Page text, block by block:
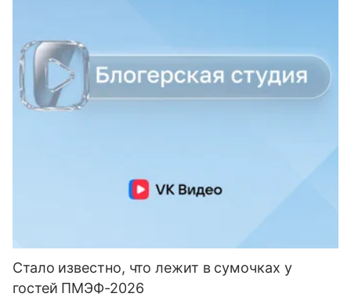
Стало известно, что лежит в сумочках у
гостей ПМЭФ-2026